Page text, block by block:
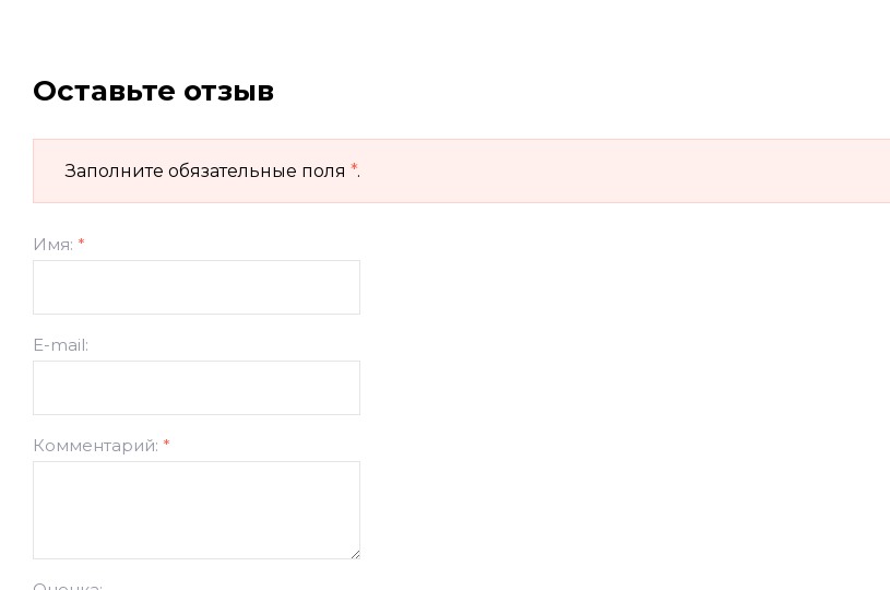
Оставьте отзыв
Заполните обязательные поля *.
Имя: *
E-mail:
Комментарий: *